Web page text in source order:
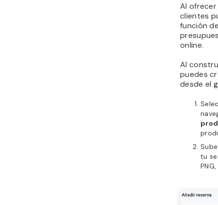
Al
clientes
función
online.
Al
puedes
desde el
tu